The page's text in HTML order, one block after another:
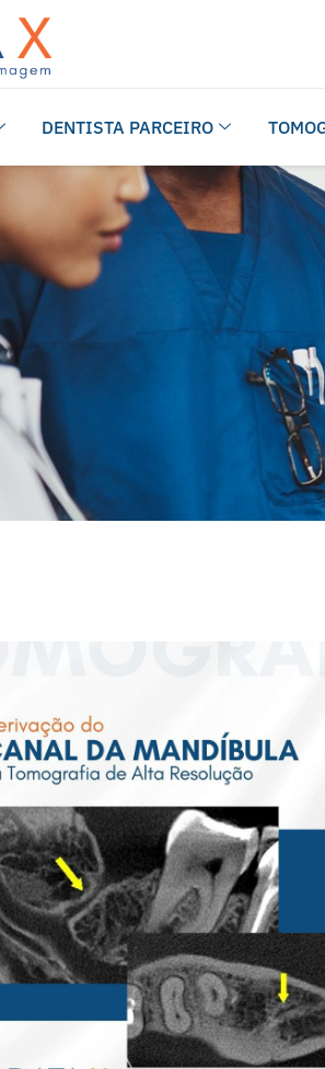
DENTISTA PARCEIRO